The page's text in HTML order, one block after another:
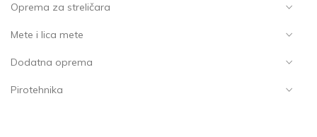
Oprema za streličara
Mete i lica mete
Dodatna oprema
Pirotehnika